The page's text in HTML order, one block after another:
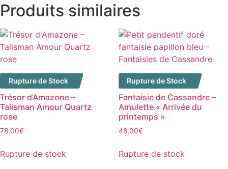
Produits similaires
Rupture de Stock
Trésor d’Amazone –
Talisman Amour Quartz
rose
78,00€
Rupture de stock
Rupture de Stock
Fantaisie de Cassandre –
Amulette « Arrivée du
printemps »
48,00€
Rupture de stock